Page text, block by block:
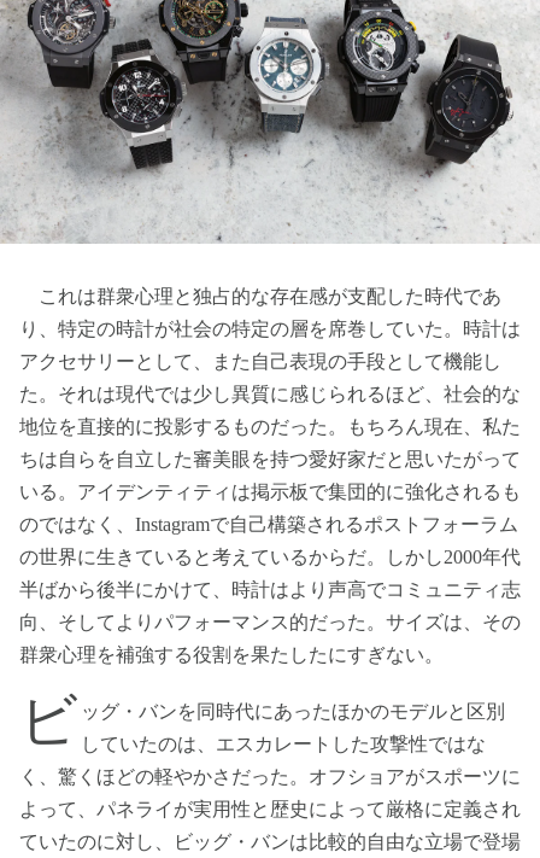
これは群衆心理と独占的な存在感が支配した時代であ
り、特定の時計が社会の特定の層を席巻していた。時計は
アクセサリーとして、また自己表現の手段として機能し
た。それは現代では少し異質に感じられるほど、社会的な
地位を直接的に投影するものだった。もちろん現在、私た
ちは自らを自立した審美眼を持つ愛好家だと思いたがって
いる。アイデンティティは掲示板で集団的に強化されるも
のではなく、Instagramで自己構築されるポストフォーラム
の世界に生きていると考えているからだ。しかし2000年代
半ばから後半にかけて、時計はより声高でコミュニティ志
向、そしてよりパフォーマンス的だった。サイズは、その
群衆心理を補強する役割を果たしたにすぎない。
ビ
ッグ・バンを同時代にあったほかのモデルと区別
していたのは、エスカレートした攻撃性ではな
く、驚くほどの軽やかさだった。オフショアがスポーツに
よって、パネライが実用性と歴史によって厳格に定義され
ていたのに対し、ビッグ・バンは比較的自由な立場で登場